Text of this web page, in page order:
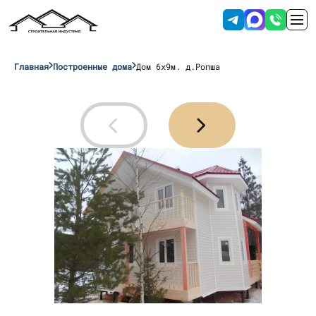
Главная Построенные дома Дом 6х9м. д.Ропша
Отправляя данные вы соглашаетесь с
условиями обработки персональных
данных .